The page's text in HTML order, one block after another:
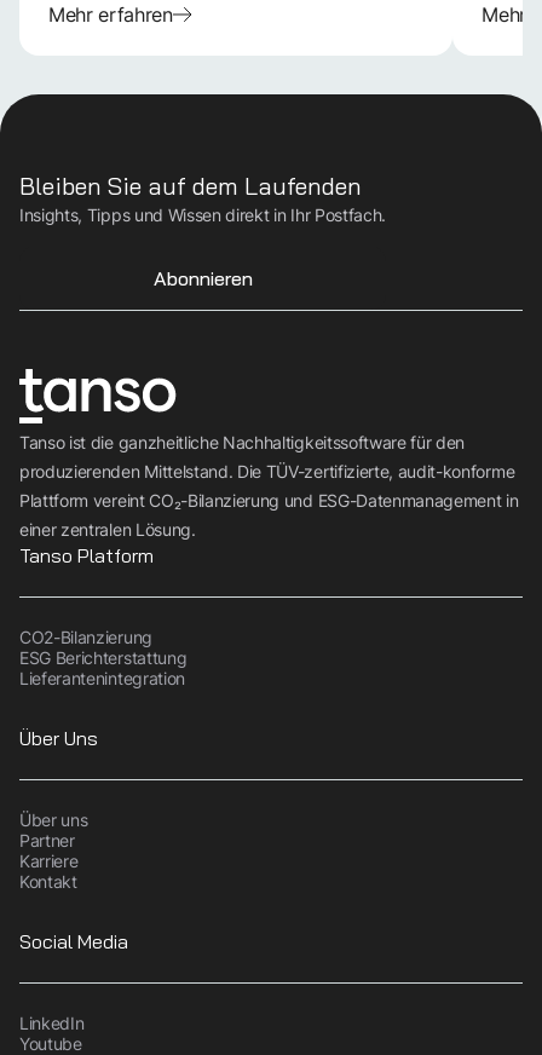
Mehr erfahren Mehr
Tanso ist die ganzheitliche Nachhaltigkeitssoftware für den
produzierenden Mittelstand. Die TÜV-zertifizierte, audit-konforme
Plattform vereint CO₂-Bilanzierung und ESG-Datenmanagement in
einer zentralen Lösung.
Bleiben Sie auf dem Laufenden
Insights, Tipps und Wissen direkt in Ihr Postfach.
Abonnieren
Tanso Platform
CO2-Bilanzierung
ESG Berichterstattung
Lieferantenintegration
Über Uns
Über uns
Partner
Karriere
Kontakt
Social Media
LinkedIn
Youtube